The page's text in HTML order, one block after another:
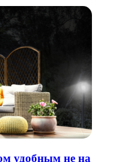
удобным не на